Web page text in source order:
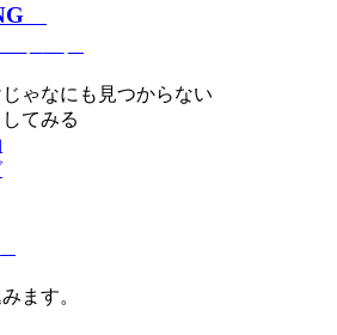
ゃなにも見つからない
てみる
ます。